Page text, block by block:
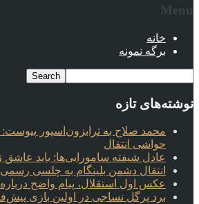
Menu
خانه
برگه نمونه
نوشته‌های تازه
محمد صلاح به ترابزون‌اسپور پیوست:
حواشی انتقال
عادل شیفته سامورایی‌ها: باید عاشق
انتقال دشمن بلینگام به چلسی
عکس اول استقلال، پیام واضح
برد پرگل نساجی در اولین بازی